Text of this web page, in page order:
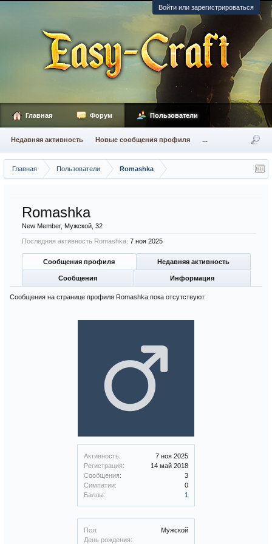
Войти или зарегистрироваться
Главная Пользователи Romashka
Активность:
7 ноя 2025
Регистрация:
14 май 2018
Сообщения:
3
Симпатии:
0
Баллы:
1
Пол:
Мужской
День рождения:
Romashka
New Member, Мужской, 32
Последняя активность Romashka: 7 ноя 2025
Сообщения профиля Недавняя активность
Сообщения Информация
Сообщения на странице профиля Romashka пока отсутствуют.
Главная Форум Пользователи
Недавняя активность Новые сообщения профиля ...